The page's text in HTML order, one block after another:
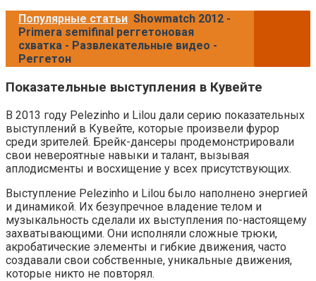
Популярные статьи Showmatch 2012 -
Primera semifinal реггетоновая
схватка - Развлекательные видео -
Реггетон
Показательные выступления в Кувейте
В 2013 году Pelezinho и Lilou дали серию показательных
выступлений в Кувейте, которые произвели фурор
среди зрителей. Брейк-дансеры продемонстрировали
свои невероятные навыки и талант, вызывая
аплодисменты и восхищение у всех присутствующих.
Выступление Pelezinho и Lilou было наполнено энергией
и динамикой. Их безупречное владение телом и
музыкальность сделали их выступления по-настоящему
захватывающими. Они исполняли сложные трюки,
акробатические элементы и гибкие движения, часто
создавали свои собственные, уникальные движения,
которые никто не повторял.